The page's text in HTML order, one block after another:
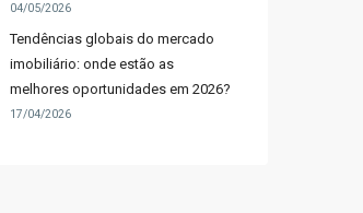
04/05/2026
Tendências globais do mercado
imobiliário: onde estão as
melhores oportunidades em 2026?
17/04/2026